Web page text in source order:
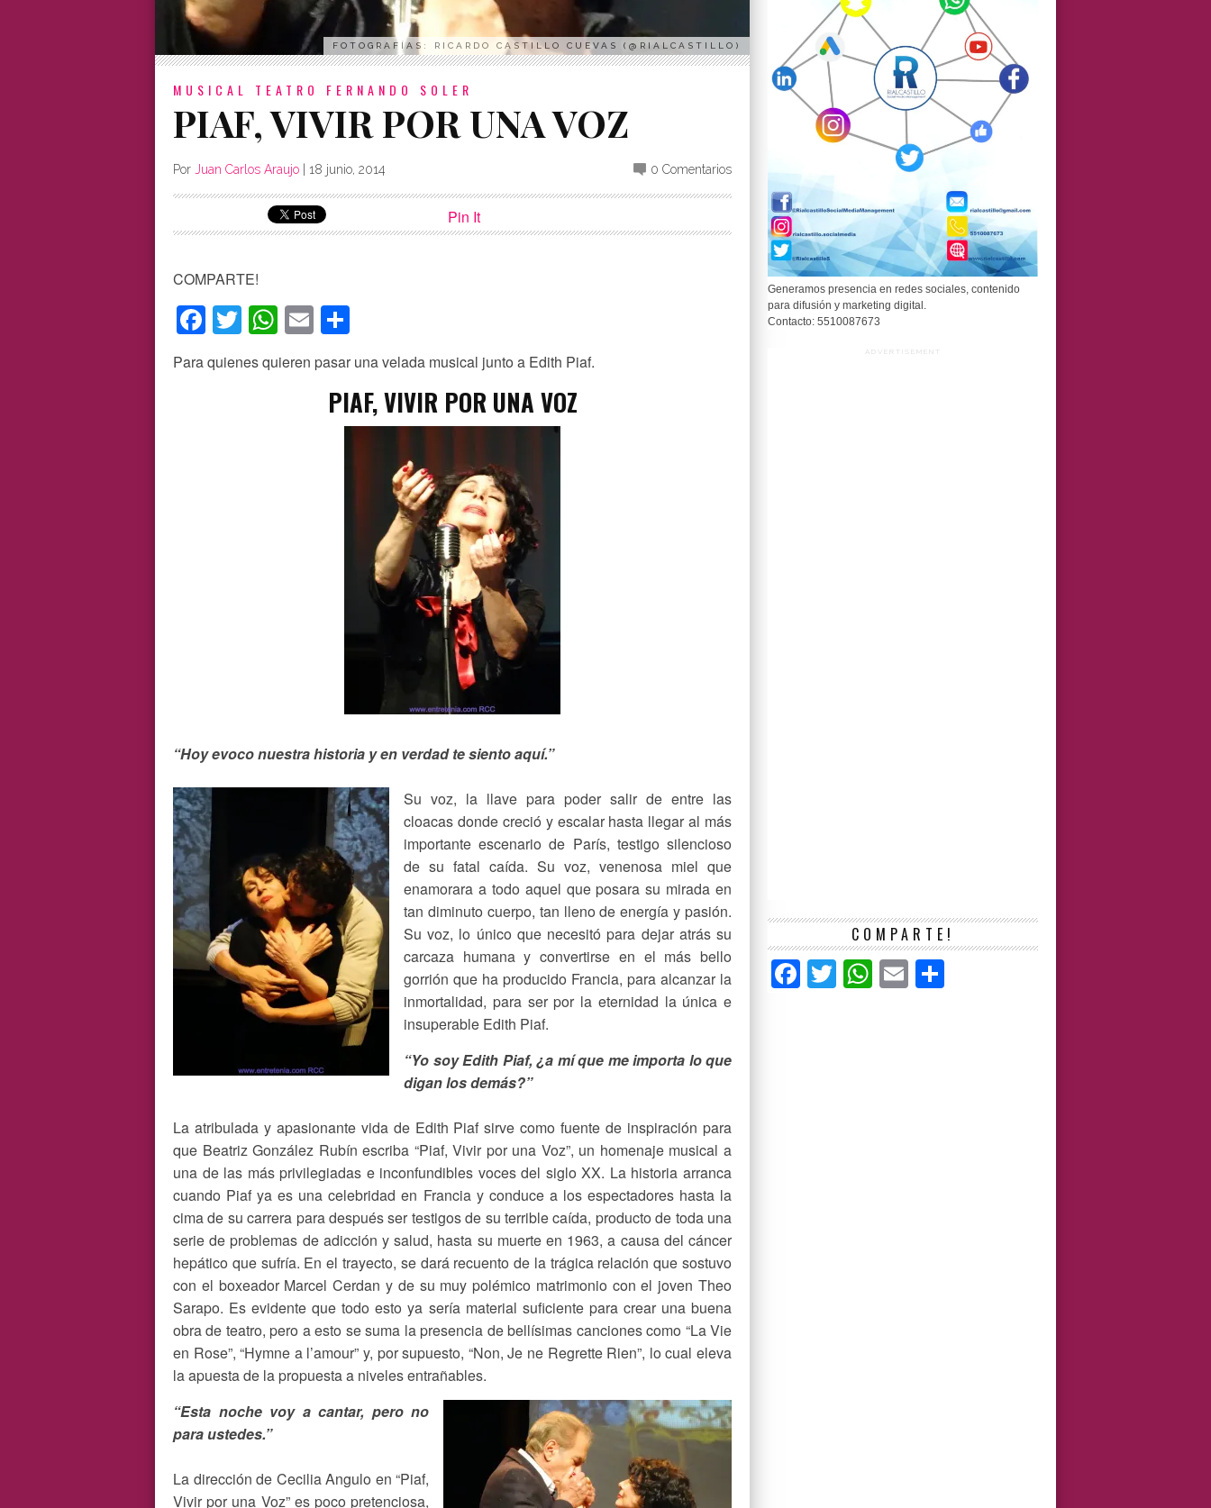
FOTOGRAFÍAS: RICARDO CASTILLO CUEVAS (@RIALCASTILLO)
MUSICAL TEATRO FERNANDO SOLER
PIAF, VIVIR POR UNA VOZ
Por Juan Carlos Araujo 18 junio, 2014 0 Comentarios
Pin It
COMPARTE!
Facebook
Twitter
WhatsApp
Email
Para quienes quieren pasar una velada musical junto a Edith Piaf.
PIAF, VIVIR POR UNA VOZ
“Hoy evoco nuestra historia y en verdad te siento aquí.”
Su voz, la llave para poder salir de entre las
cloacas donde creció y escalar hasta llegar al más
importante escenario de París, testigo silencioso
de su fatal caída. Su voz, venenosa miel que
enamorara a todo aquel que posara su mirada en
tan diminuto cuerpo, tan lleno de energía y pasión.
Su voz, lo único que necesitó para dejar atrás su
carcaza humana y convertirse en el más bello
gorrión que ha producido Francia, para alcanzar la
inmortalidad, para ser por la eternidad la única e
insuperable Edith Piaf.
“Yo soy Edith Piaf, ¿a mí que me importa lo que
digan los demás?”
La atribulada y apasionante vida de Edith Piaf sirve como fuente de inspiración para
que Beatriz González Rubín escriba “Piaf, Vivir por una Voz”, un homenaje musical a
una de las más privilegiadas e inconfundibles voces del siglo XX. La historia arranca
cuando Piaf ya es una celebridad en Francia y conduce a los espectadores hasta la
cima de su carrera para después ser testigos de su terrible caída, producto de toda una
serie de problemas de adicción y salud, hasta su muerte en 1963, a causa del cáncer
hepático que sufría. En el trayecto, se dará recuento de la trágica relación que sostuvo
con el boxeador Marcel Cerdan y de su muy polémico matrimonio con el joven Theo
Sarapo. Es evidente que todo esto ya sería material suficiente para crear una buena
obra de teatro, pero a esto se suma la presencia de bellísimas canciones como “La Vie
en Rose”, “Hymne a l’amour” y, por supuesto, “Non, Je ne Regrette Rien”, lo cual eleva
la apuesta de la propuesta a niveles entrañables.
“Esta noche voy a cantar, pero no
para ustedes.”
La dirección de Cecilia Angulo en “Piaf,
Vivir por una Voz” es poco pretenciosa,
Generamos presencia en redes sociales, contenido
para difusión y marketing digital.
Contacto: 5510087673
ADVERTISEMENT
COMPARTE!
Facebook
TwitterWhatsApp
Email